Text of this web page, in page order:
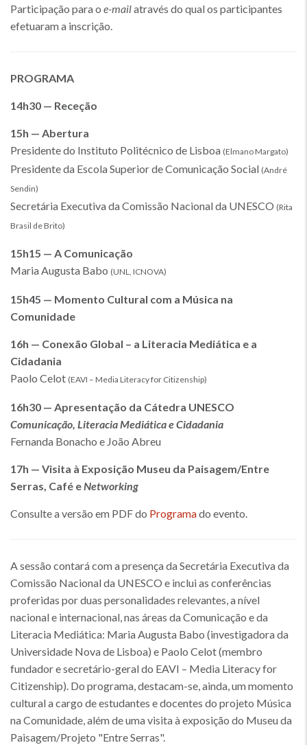
Participação para o e-mailatravés do qual os participantes
efetuaram a inscrição.
PROGRAMA
14h30 — Receção
15h — Abertura
Presidente do Instituto Politécnico de Lisboa (Elmano Margato)
Presidente da Escola Superior de Comunicação Social (André
Sendin)
Secretária Executiva da Comissão Nacional da UNESCO (Rita
Brasil de Brito)
15h15 — A Comunicação
Maria Augusta Babo (UNL, ICNOVA)
15h45 — Momento Cultural com a Música na
Comunidade
16h — Conexão Global – a Literacia Mediática e a
Cidadania
Paolo Celot (EAVI – Media Literacy for Citizenship)
16h30 — Apresentação da Cátedra UNESCO
Comunicação, Literacia Mediática e Cidadania
Fernanda Bonacho e João Abreu
17h — Visita à Exposição Museu da Paisagem/Entre
Serras, Café eNetworking
Consulte a versão em PDF do Programado evento.
A sessão contará com a presença da Secretária Executiva da
Comissão Nacional da UNESCO e inclui as conferências
proferidas por duas personalidades relevantes, a nível
nacional e internacional, nas áreas da Comunicação e da
Literacia Mediática: Maria Augusta Babo (investigadora da
Universidade Nova de Lisboa) e Paolo Celot (membro
fundador e secretário-geral do EAVI – Media Literacy for
Citizenship). Do programa, destacam-se, ainda, um momento
cultural a cargo de estudantes e docentes do projeto Música
na Comunidade, além de uma visita à exposição do Museu da
Paisagem/Projeto "Entre Serras".